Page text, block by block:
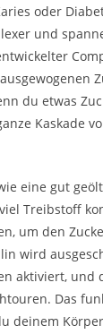
oder
und
du etwas
Kaskade
eine gut
Treibstoff
um den
wird
aktiviert, und
Das
deinem